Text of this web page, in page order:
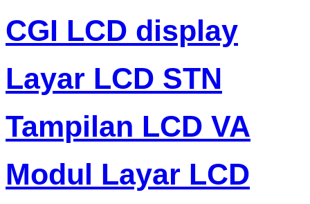
CGI LCD display
Layar LCD STN
Tampilan LCD VA
Modul Layar LCD